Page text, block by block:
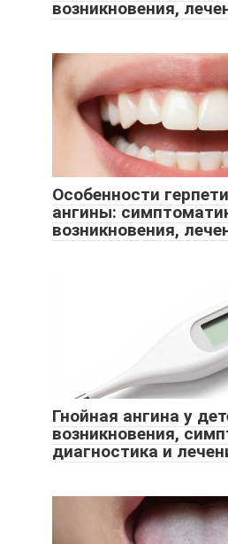
возникновения,
Особенности
ангины:
возникновения,
Гнойная ангина у
возникновения,
диагностика и